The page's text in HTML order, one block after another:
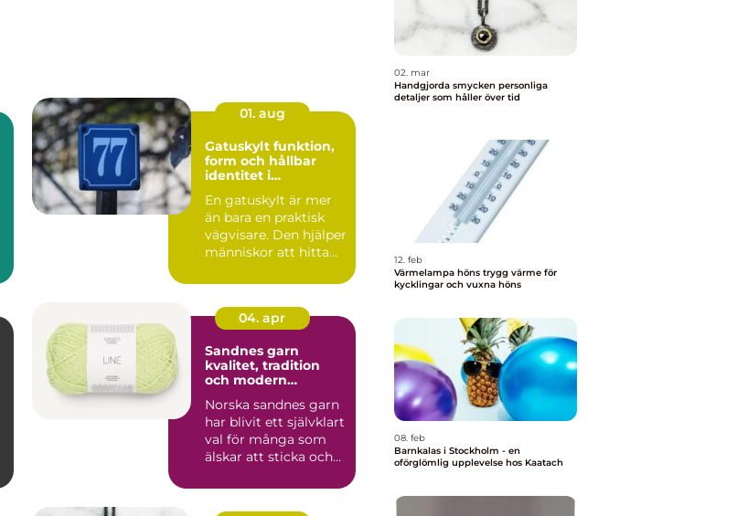
01. aug
Gatuskylt funktion,
form och hållbar
identitet i
En gatuskylt är mer
än bara en praktisk
vägvisare. Den hjälper
människor att hitta
04. apr
Sandnes garn
kvalitet, tradition
och modern
Norska sandnes garn
har blivit ett självklart
val för många som
älskar att sticka och
02. mar
Handgjorda smycken personliga
detaljer som håller över tid
12. feb
Värmelampa höns trygg värme för
kycklingar och vuxna höns
08. feb
Barnkalas i Stockholm - en
oförglömlig upplevelse hos Kaatach